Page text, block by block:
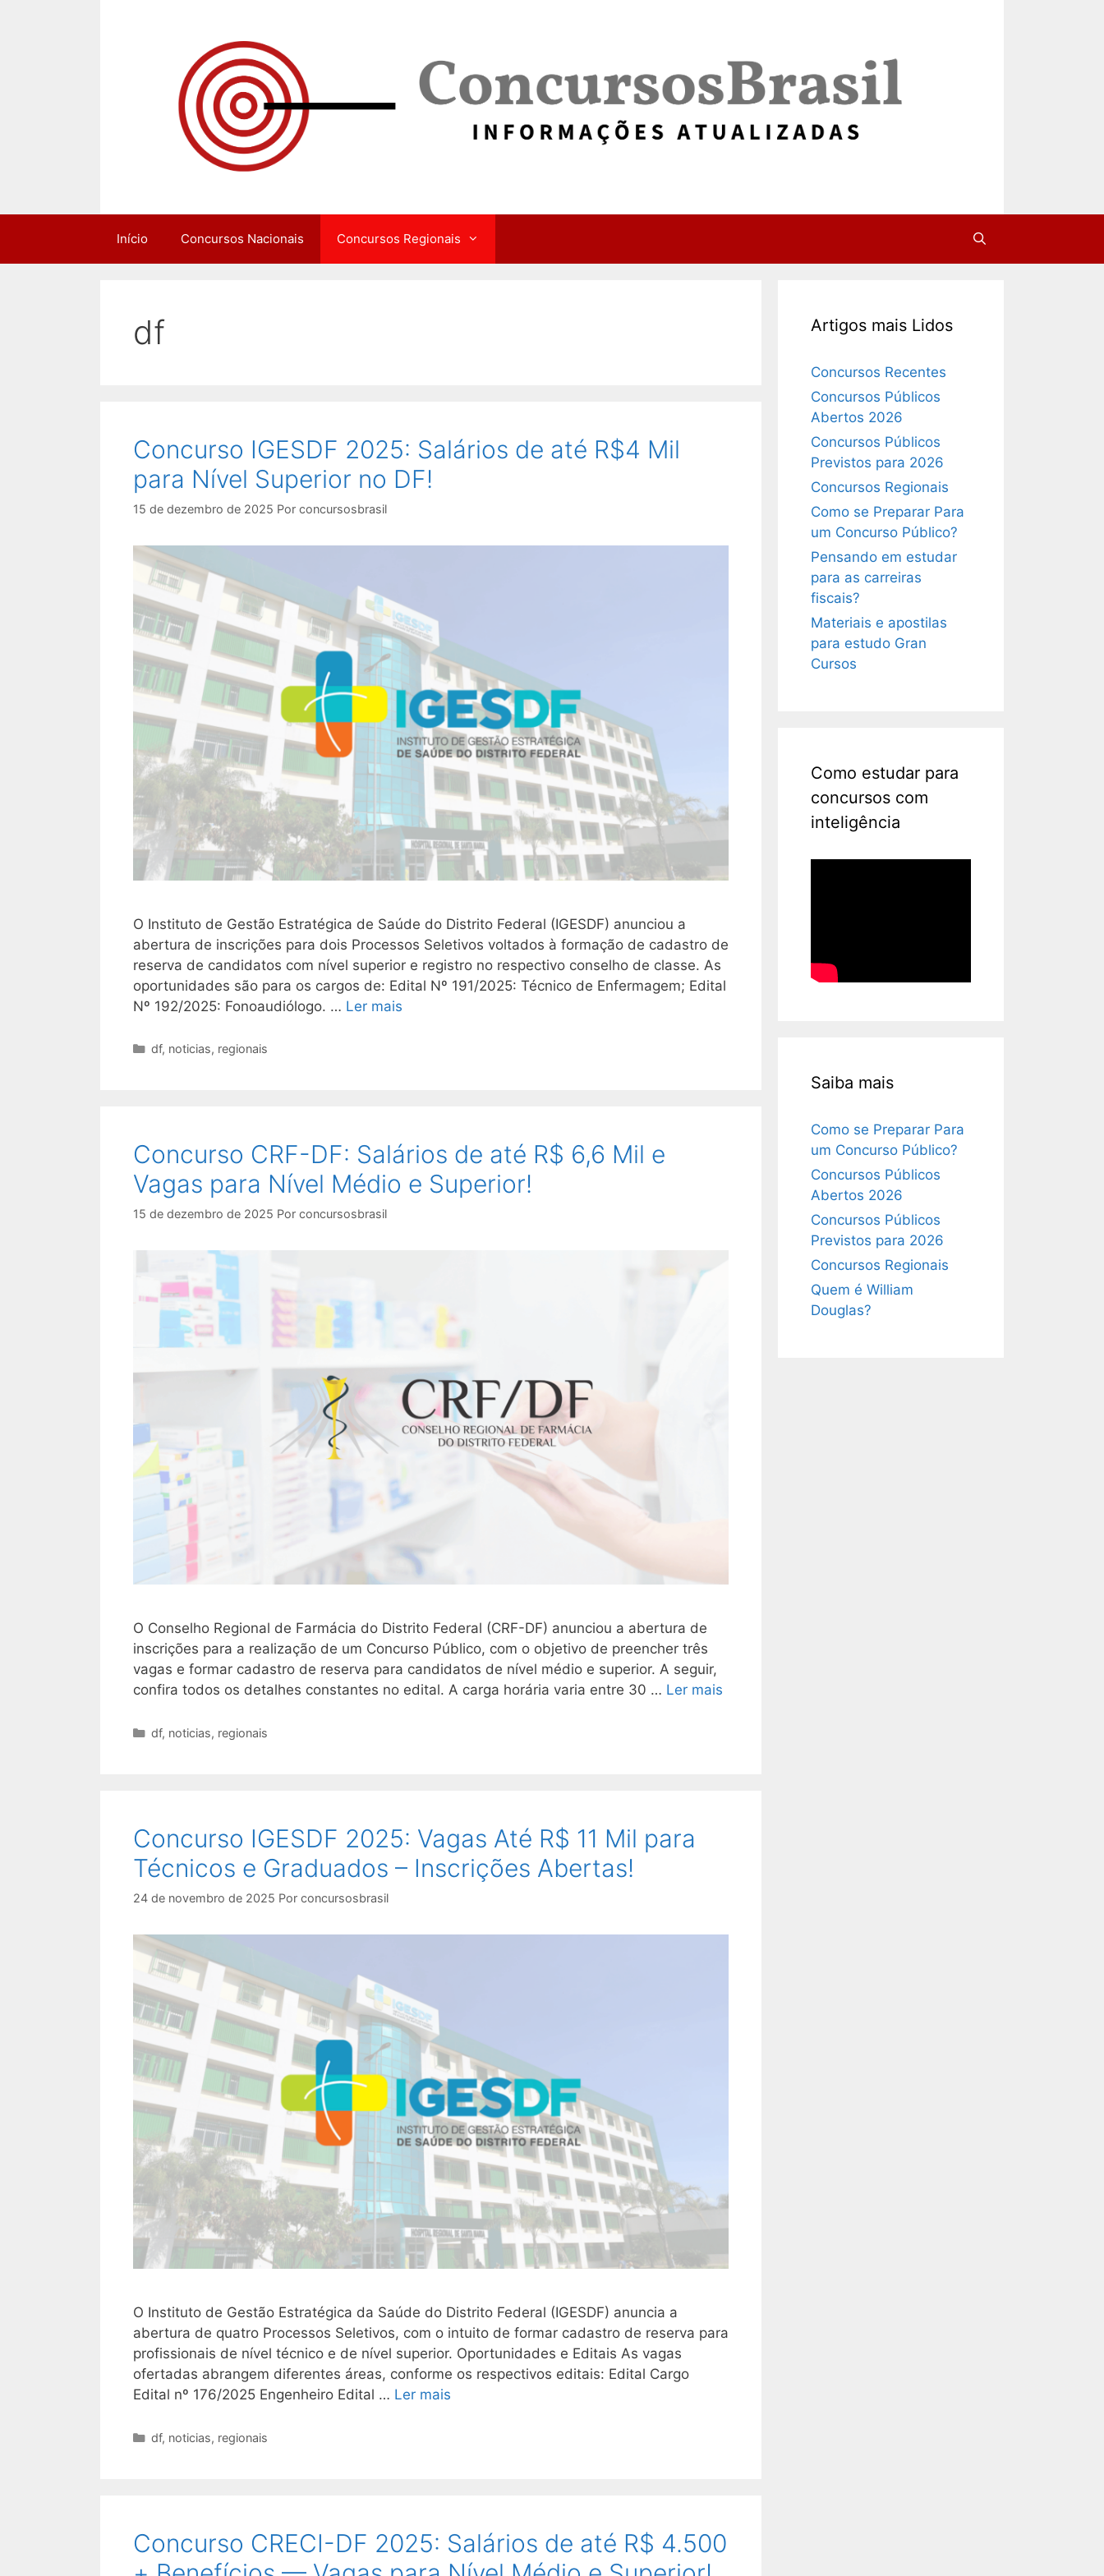
Início Concursos Nacionais Concursos Regionais
df
Concurso IGESDF 2025: Salários de até R$4 Mil
para Nível Superior no DF!
15 de dezembro de 2025 Por concursosbrasil
O Instituto de Gestão Estratégica de Saúde do Distrito Federal (IGESDF) anunciou a
abertura de inscrições para dois Processos Seletivos voltados à formação de cadastro de
reserva de candidatos com nível superior e registro no respectivo conselho de classe. As
oportunidades são para os cargos de: Edital Nº 191/2025: Técnico de Enfermagem; Edital
Nº 192/2025: Fonoaudiólogo. … Ler mais
Categorias
df, noticias, regionais
Concurso CRF-DF: Salários de até R$ 6,6 Mil e
Vagas para Nível Médio e Superior!
15 de dezembro de 2025 Por concursosbrasil
O Conselho Regional de Farmácia do Distrito Federal (CRF-DF) anunciou a abertura de
inscrições para a realização de um Concurso Público, com o objetivo de preencher três
vagas e formar cadastro de reserva para candidatos de nível médio e superior. A seguir,
confira todos os detalhes constantes no edital. A carga horária varia entre 30 … Ler mais
Categorias
df, noticias, regionais
Concurso IGESDF 2025: Vagas Até R$ 11 Mil para
Técnicos e Graduados – Inscrições Abertas!
24 de novembro de 2025 Por concursosbrasil
O Instituto de Gestão Estratégica da Saúde do Distrito Federal (IGESDF) anuncia a
abertura de quatro Processos Seletivos, com o intuito de formar cadastro de reserva para
profissionais de nível técnico e de nível superior. Oportunidades e Editais As vagas
ofertadas abrangem diferentes áreas, conforme os respectivos editais: Edital Cargo
Edital nº 176/2025 Engenheiro Edital … Ler mais
Categorias
df, noticias, regionais
Concurso CRECI-DF 2025: Salários de até R$ 4.500
Artigos mais Lidos
Concursos Recentes
Concursos Públicos
Abertos 2026
Concursos Públicos
Previstos para 2026
Concursos Regionais
Como se Preparar Para
um Concurso Público?
Pensando em estudar
para as carreiras
fiscais?
Materiais e apostilas
para estudo Gran
Cursos
Como estudar para
concursos com
inteligência
Saiba mais
Como se Preparar Para
um Concurso Público?
Concursos Públicos
Abertos 2026
Concursos Públicos
Previstos para 2026
Concursos Regionais
Quem é William
Douglas?